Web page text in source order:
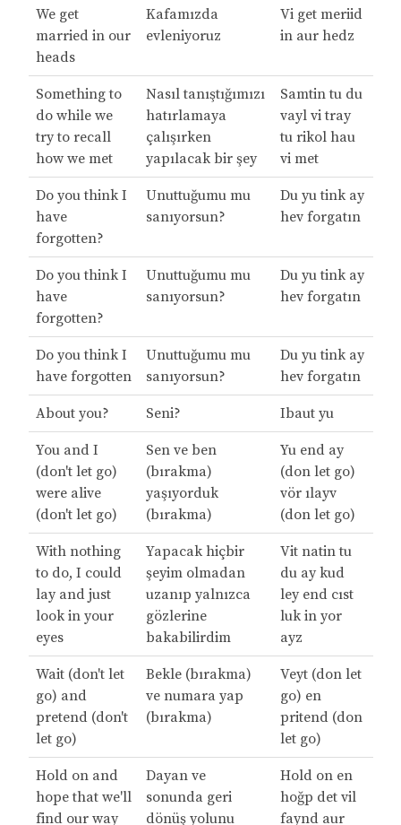
We get
married in our
heads
Kafamızda
evleniyoruz
Vi get meriid
in aur hedz
Something to
do while we
try to recall
how we met
Nasıl tanıştığımızı
hatırlamaya
çalışırken
yapılacak bir şey
Samtin tu du
vayl vi tray
tu rikol hau
vi met
Do you think I
have
forgotten?
Unuttuğumu mu
sanıyorsun?
Du yu tink ay
hev forgatın
Do you think I
have
forgotten?
Unuttuğumu mu
sanıyorsun?
Du yu tink ay
hev forgatın
Do you think I
have forgotten
Unuttuğumu mu
sanıyorsun?
Du yu tink ay
hev forgatın
About you? Seni? Ibaut yu
You and I
(don't let go)
were alive
(don't let go)
Sen ve ben
(bırakma)
yaşıyorduk
(bırakma)
Yu end ay
(don let go)
vör ılayv
(don let go)
With nothing
to do, I could
lay and just
look in your
eyes
Yapacak hiçbir
şeyim olmadan
uzanıp yalnızca
gözlerine
bakabilirdim
Vit natin tu
du ay kud
ley end cıst
luk in yor
ayz
Wait (don't let
go) and
pretend (don't
let go)
Bekle (bırakma)
ve numara yap
(bırakma)
Veyt (don let
go) en
pritend (don
let go)
Hold on and
hope that we'll
find our way
Dayan ve
sonunda geri
dönüş yolunu
Hold on en
hoğp det vil
faynd aur